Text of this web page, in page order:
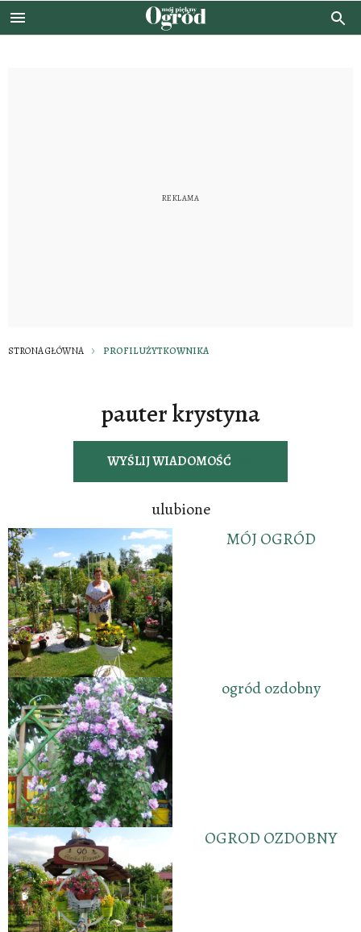
STRONA GŁÓWNA PROFIL UŻYTKOWNIKA
pauter krystyna
WYŚLIJ WIADOMOŚĆ
ulubione
MÓJ OGRÓD
ogród ozdobny
OGROD OZDOBNY